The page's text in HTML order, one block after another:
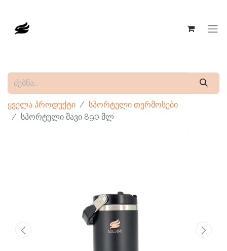
ყველა პროდუქტი
სპორტული თერმოსები
სპორტული შავი 890 მლ